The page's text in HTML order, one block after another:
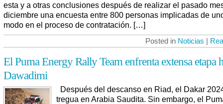
esta y a otras conclusiones después de realizar el pasado
diciembre una encuesta entre 800 personas implicadas de
modo en el proceso de contratación. […]
Posted in Noticias |
El Puma Energy Rally Team enfrenta extensa etapa
Dawadimi
Después del descanso en Riad, el Dakar
tregua en Arabia Saudita. Sin embargo, el